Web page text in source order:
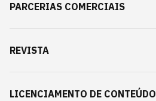
PARCERIAS COMERCIAIS
REVISTA
LICENCIAMENTO DE CONTEÚDO